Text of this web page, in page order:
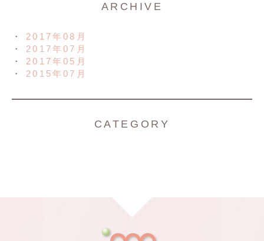
ARCHIVE
2017年08月
2017年07月
2017年05月
2015年07月
CATEGORY